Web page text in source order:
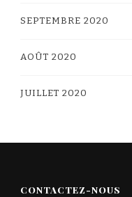
SEPTEMBRE 2020
AOÛT 2020
JUILLET 2020
CONTACTEZ-NOUS